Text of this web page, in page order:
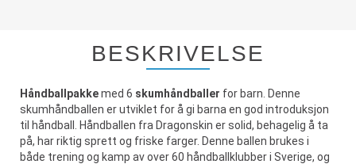
BESKRIVELSE
Håndballpakkemed 6 skumhåndballer for barn. Denne
skumhåndballen er utviklet for å gi barna en god introduksjon
til håndball. Håndballen fra Dragonskin er solid, behagelig å ta
på, har riktig sprett og friske farger. Denne ballen brukes i
både trening og kamp av over 60 håndballklubber i Sverige, og